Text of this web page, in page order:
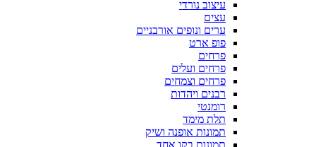
עיצוב נורדי
עצים
ערים ונופים אורבניים
פופ ארט
פרחים
פרחים ועלים
פרחים וצמחים
רבנים ויהדות
רומנטי
תלת מימד
תמונות אופנה ושיק
תמונות בקו אחד